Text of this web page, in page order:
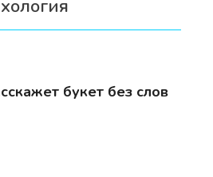
букет без слов